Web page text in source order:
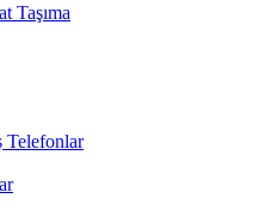
Taşıma
Telefonlar